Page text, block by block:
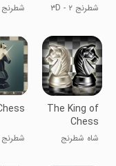
شطرنج ۳D - ۲
شطرنج
The King of
Chess
شاه شطرنج شطرنج